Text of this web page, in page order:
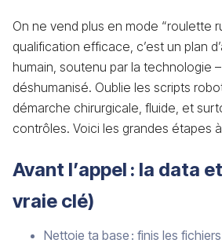
On ne vend plus en mode “roulette
qualification efficace, c’est un plan
humain, soutenu par la technologie
déshumanisé. Oublie les scripts
démarche chirurgicale, fluide, et
contrôles. Voici les grandes étapes
Avant l’appel : la data
vraie clé)
Nettoie ta base : finis les